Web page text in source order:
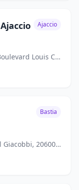
Ajaccio
Residence Opera, bâtiment Norma, Boulevard Louis Campi, 20090 Ajaccio
Bastia
Cabinet Médical Saint-Pierre, Av. Paul Giacobbi, 20600 Bastia